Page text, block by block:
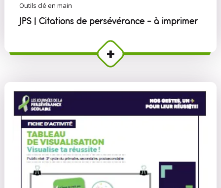
Outils clé en main
JPS | Citations de persévérance - à imprimer